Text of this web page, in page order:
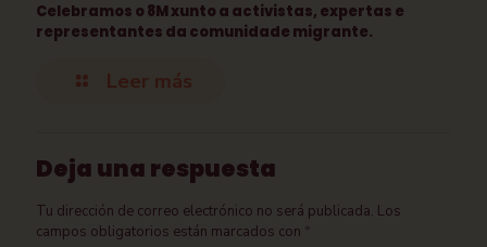
Celebramos o 8M xunto a activistas, expertas e
representantes da comunidade migrante.
Leer más
Deja una respuesta
Tu dirección de correo electrónico no será publicada. Los
campos obligatorios están marcados con *